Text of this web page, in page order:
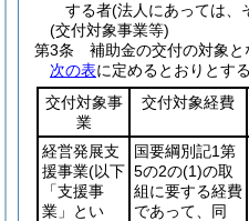
する者(法人にあっては、
(交付対象事業等)
第3条
補助金の交付の対象と
次の表に定めるとおりとする
交付対象事
業
交付対象経費
経営発展支
援事業(以下
「支援事
業」とい
国要綱別記1第
5の2の(1)の取
組に要する経費
であって、同